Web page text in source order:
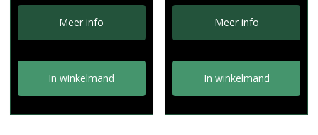
Meer info
In winkelmand
Meer info
In winkelmand